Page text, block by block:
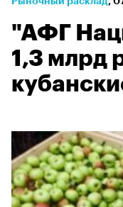
"АФГ
1,3 млрд